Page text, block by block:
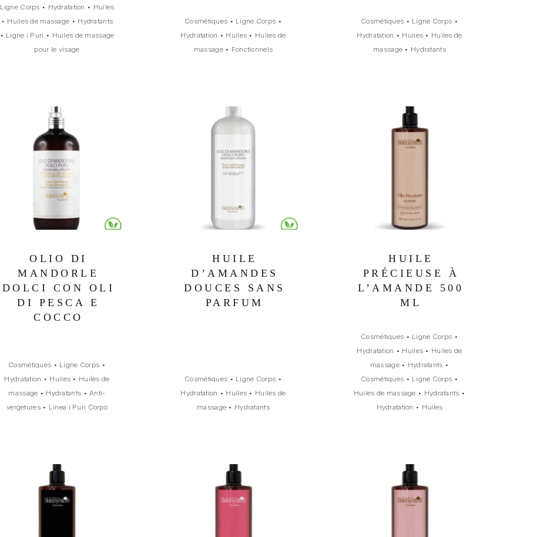
Ligne Corps • Hydratation • Huiles
• Huiles de massage • Hydratants
• Ligne i Puri • Huiles de massage
pour le visage
Cosmétiques • Ligne Corps •
Hydratation • Huiles • Huiles de
massage• Fonctionnels
Cosmétiques • Ligne Corps •
Hydratation • Huiles • Huiles de
massage • Hydratants
OLIO DI
MANDORLE
DOLCI CON OLI
DI PESCA E
COCCO
Cosmétiques • Ligne Corps •
Hydratation • Huiles • Huiles de
massage • Hydratants •Anti-
vergetures• Linea i Puri Corpo
HUILE
D’AMANDES
DOUCES SANS
PARFUM
Cosmétiques • Ligne Corps •
Hydratation • Huiles • Huiles de
massage • Hydratants
HUILE
PRÉCIEUSE À
L’AMANDE 500
ML
Cosmétiques • Ligne Corps •
Hydratation • Huiles • Huiles de
massage• Hydratants •
Cosmétiques • Ligne Corps •
Huiles de massage • Hydratants •
Hydratation • Huiles